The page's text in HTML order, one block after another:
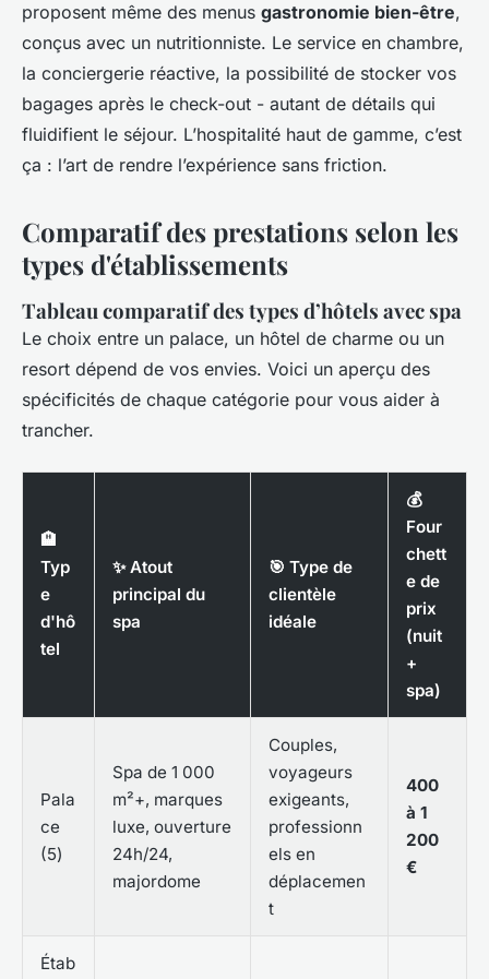
proposent même des menus gastronomie bien-être,
conçus avec un nutritionniste. Le service en chambre,
la conciergerie réactive, la possibilité de stocker vos
bagages après le check-out - autant de détails qui
fluidifient le séjour. L’hospitalité haut de gamme, c’est
ça : l’art de rendre l’expérience sans friction.
Comparatif des prestations selon les
types d'établissements
Tableau comparatif des types d’hôtels avec spa
Le choix entre un palace, un hôtel de charme ou un
resort dépend de vos envies. Voici un aperçu des
spécificités de chaque catégorie pour vous aider à
trancher.
🏨
Typ
e
d'hô
tel
✨ Atout
principal du
spa
🎯 Type de
clientèle
idéale
💰
Four
chett
e de
prix
(nuit
+
spa)
Pala
ce
(5)
Spa de 1 000
m²+, marques
luxe, ouverture
24h/24,
majordome
Couples,
voyageurs
exigeants,
professionn
els en
déplacemen
t
400
à 1
200
€
Étab